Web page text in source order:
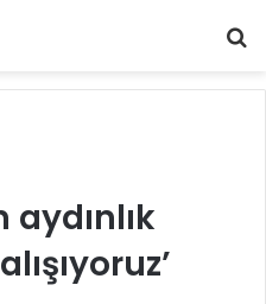
aydınlık